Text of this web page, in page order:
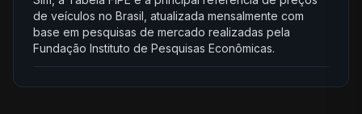
de veículos no Brasil, atualizada mensalmente com
base em pesquisas de mercado realizadas pela
Fundação Instituto de Pesquisas Econômicas.